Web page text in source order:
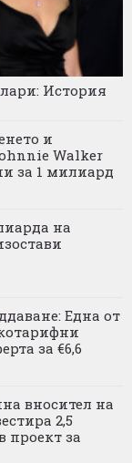
История
и
Walker
за 1 милиард
на
Една от
за €6,6
вносител на
2,5
проект за